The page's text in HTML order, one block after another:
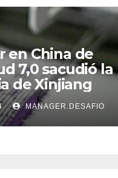
en China de
7,0 sacudió la
de Xinjiang
MANAGER.DESAFIO